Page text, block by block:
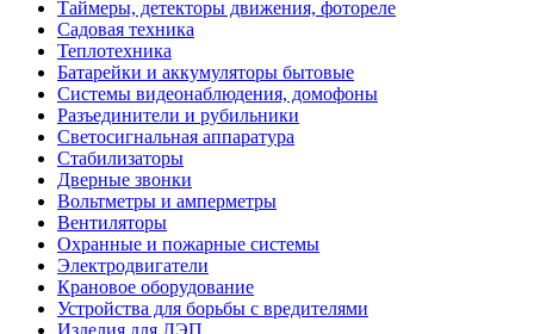
Таймеры, детекторы движения, фотореле
Садовая техника
Теплотехника
Батарейки и аккумуляторы бытовые
Системы видеонаблюдения, домофоны
Разъединители и рубильники
Светосигнальная аппаратура
Стабилизаторы
Дверные звонки
Вольтметры и амперметры
Вентиляторы
Охранные и пожарные системы
Электродвигатели
Крановое оборудование
Устройства для борьбы с вредителями
Изделия для ЛЭП